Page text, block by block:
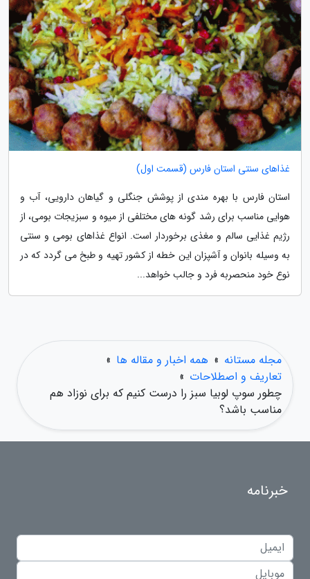
غذاهای سنتی استان فارس (قسمت اول)
استان فارس با بهره مندی از پوشش جنگلی و گیاهان دارویی، آب و
هوایی مناسب برای رشد گونه های مختلفی از میوه و سبزیجات بومی، از
رژیم غذایی سالم و مغذی برخوردار است. انواع غذاهای بومی و سنتی
به وسیله بانوان و آشپزان این خطه از کشور تهیه و طبخ می گردد که در
نوع خود منحصربه فرد و جالب خواهد...
مجله مستانه » همه اخبار و مقاله ها »
تعاریف و اصطلاحات »
چطور سوپ لوبیا سبز را درست کنیم که برای نوزاد هم
مناسب باشد؟
خبرنامه